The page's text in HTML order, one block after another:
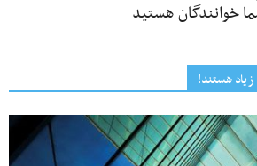
خوانندگان هستید
زیاد هستند!